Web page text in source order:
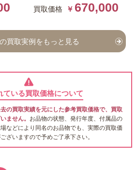
買取価格
￥ 670,000
買取実例をもっと見る
ている買取価格について
の買取実績を元にした参考買取価格で、買取
ません。 お品物の状態、発行年度、付属品の
などにより同名のお品物でも、実際の買取価
ざいますので予めご了承下さい。